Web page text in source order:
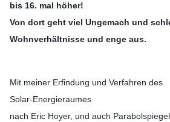
bis 16. mal höher!
Von dort geht viel Ungemach und
Wohnverhältnisse und enge aus.
Mit meiner Erfindung und Verfahren des
Solar-Energieraumes
nach Eric Hoyer, und auch